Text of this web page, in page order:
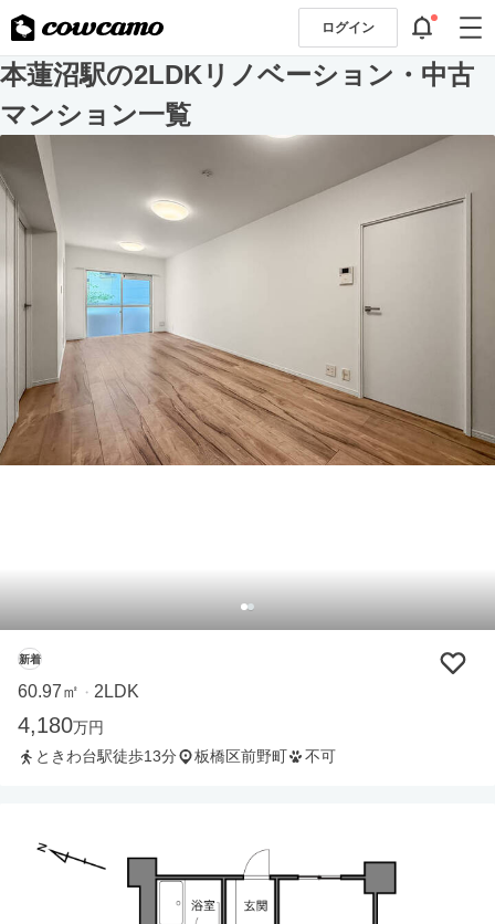
ログイン
本蓮沼駅の2LDKリノベーション・中古
マンション一覧
新着
60.97㎡ ・ 2LDK
4,180万円
ときわ台駅徒歩13分
板橋区前野町 不可